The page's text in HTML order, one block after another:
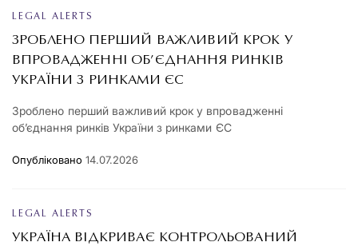
LEGAL ALERTS
ЗРОБЛЕНО ПЕРШИЙ ВАЖЛИВИЙ КРОК У
ВПРОВАДЖЕННІ ОБ’ЄДНАННЯ РИНКІВ
УКРАЇНИ З РИНКАМИ ЄС
Зроблено перший важливий крок у впровадженні
об’єднання ринків України з ринками ЄС
Опубліковано 14.07.2026
LEGAL ALERTS
УКРАЇНА ВІДКРИВАЄ КОНТРОЛЬОВАНИЙ